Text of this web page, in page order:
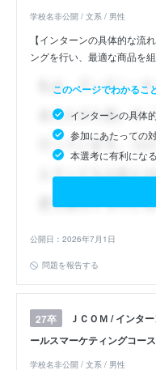
学校名非公開 / 文系 / 男性
【インターンの具体的な流
ングを行い、最適な商品を
このページでわかるこ
インターンの具体
参加にあたっての
本選考に有利にな
公開日：2026年7月1日
問題を報告する
27卒
ＪＣＯＭ / インタ
ールスマーケティングコー
学校名非公開 / 文系 / 男性